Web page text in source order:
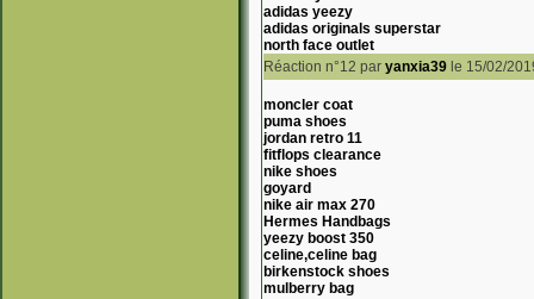
adidas yeezy
adidas originals superstar
north face outlet
Réaction n°12 par yanxia39 le 15/02/
moncler coat
puma shoes
jordan retro 11
fitflops clearance
nike shoes
goyard
nike air max 270
Hermes Handbags
yeezy boost 350
celine,celine bag
birkenstock shoes
mulberry bag